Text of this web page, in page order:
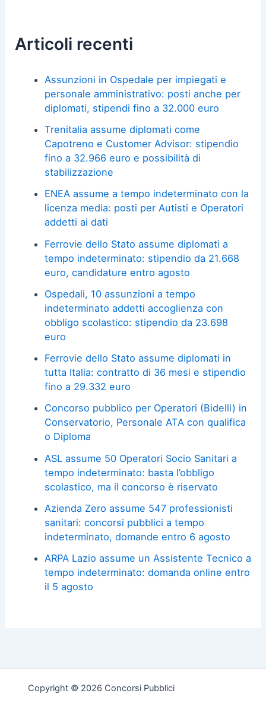
Articoli recenti
Assunzioni in Ospedale per impiegati e
personale amministrativo: posti anche per
diplomati, stipendi fino a 32.000 euro
Trenitalia assume diplomati come
Capotreno e Customer Advisor: stipendio
fino a 32.966 euro e possibilità di
stabilizzazione
ENEA assume a tempo indeterminato con la
licenza media: posti per Autisti e Operatori
addetti ai dati
Ferrovie dello Stato assume diplomati a
tempo indeterminato: stipendio da 21.668
euro, candidature entro agosto
Ospedali, 10 assunzioni a tempo
indeterminato addetti accoglienza con
obbligo scolastico: stipendio da 23.698
euro
Ferrovie dello Stato assume diplomati in
tutta Italia: contratto di 36 mesi e stipendio
fino a 29.332 euro
Concorso pubblico per Operatori (Bidelli) in
Conservatorio, Personale ATA con qualifica
o Diploma
ASL assume 50 Operatori Socio Sanitari a
tempo indeterminato: basta l’obbligo
scolastico, ma il concorso è riservato
Azienda Zero assume 547 professionisti
sanitari: concorsi pubblici a tempo
indeterminato, domande entro 6 agosto
ARPA Lazio assume un Assistente Tecnico a
tempo indeterminato: domanda online entro
il 5 agosto
Copyright © 2026 Concorsi Pubblici